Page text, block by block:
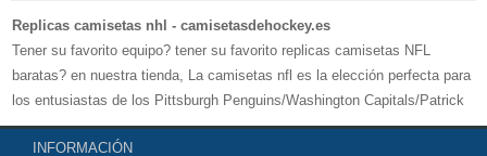
Replicas camisetas nhl - camisetasdehockey.es
Tener su favorito equipo? tener su favorito replicas camisetas NFL
baratas? en nuestra tienda, La camisetas nfl es la elección perfecta para
los entusiastas de los Pittsburgh Penguins/Washington Capitals/Patrick
Kane, 100% poliéster, con una excelente comodidad. Compre replicas
camisetas nhl en camisetasdehockey.es.Bienvenido a comprar.
INFORMACIÓN